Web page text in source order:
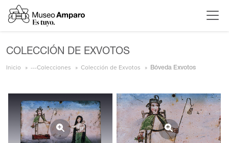
COLECCIÓN DE EXVOTOS
Inicio ---Colecciones Colección de Exvotos Bóveda Exvotos